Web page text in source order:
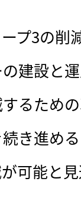
プ3の削
建設と
るため
き進め
可能と